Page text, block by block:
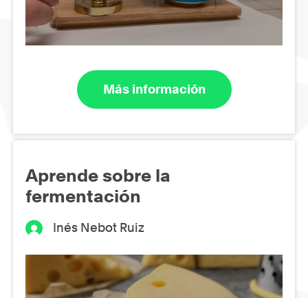
Más información
Aprende sobre la
fermentación
Inés Nebot Ruiz